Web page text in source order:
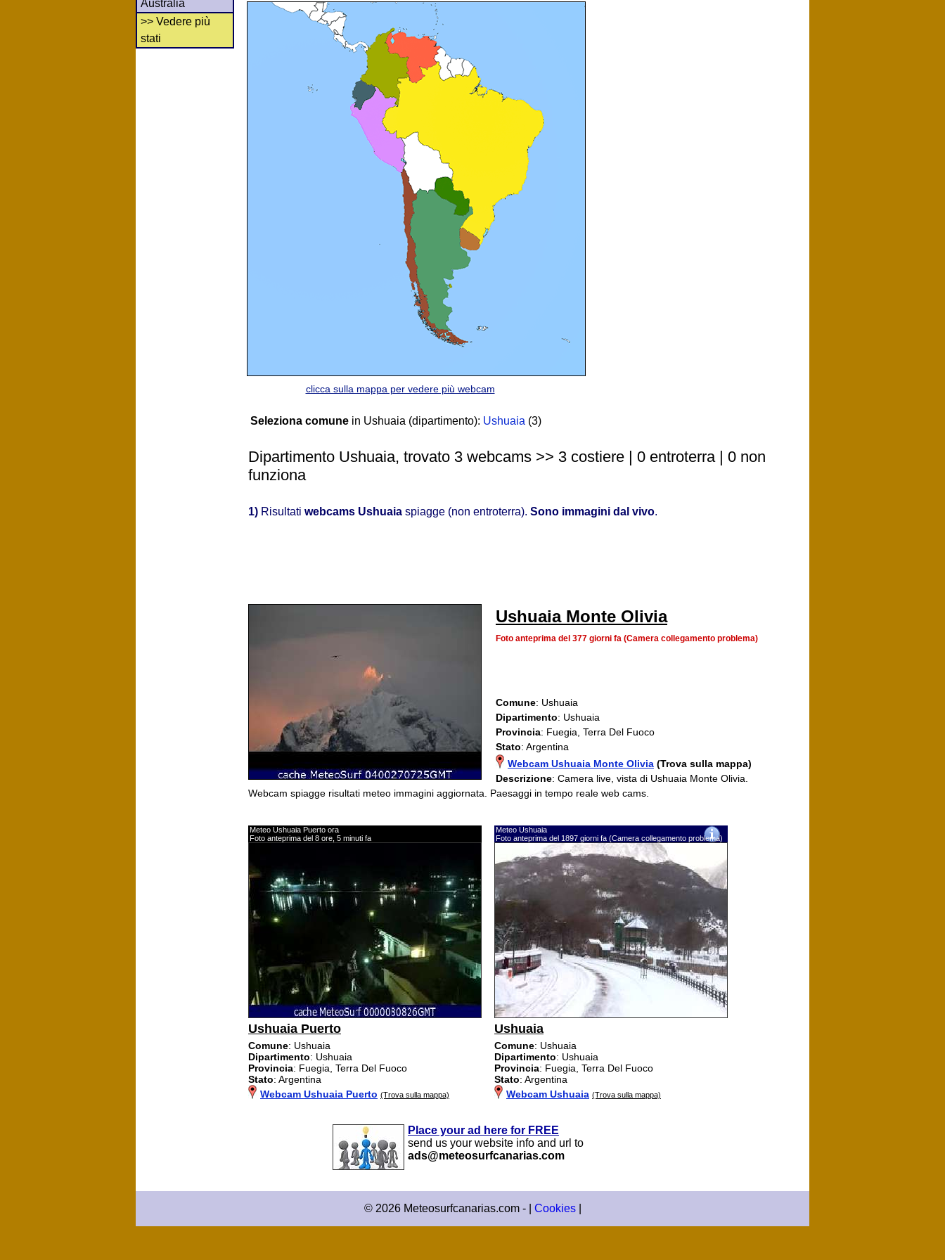
Australia
>> Vedere più
stati
clicca sulla mappa per vedere più webcam
Seleziona comune in Ushuaia (dipartimento): Ushuaia (3)
Dipartimento Ushuaia, trovato 3 webcams >> 3 costiere | 0 entroterra | 0 non
funziona
1) Risultati webcams Ushuaia spiagge (non entroterra). Sono immagini dal vivo.
Ushuaia Monte Olivia
Foto anteprima del 377 giorni fa (Camera collegamento problema)
Comune: Ushuaia
Dipartimento: Ushuaia
Provincia: Fuegia, Terra Del Fuoco
Stato: Argentina
Webcam Ushuaia Monte Olivia (Trova sulla mappa)
Descrizione: Camera live, vista di Ushuaia Monte Olivia.
Webcam spiagge risultati meteo immagini aggiornata. Paesaggi in tempo reale web cams.
Meteo Ushuaia Puerto ora
Foto anteprima del 8 ore, 5 minuti fa
Ushuaia Puerto
Comune: Ushuaia
Dipartimento: Ushuaia
Provincia: Fuegia, Terra Del Fuoco
Stato: Argentina
Webcam Ushuaia Puerto (Trova sulla mappa)
Meteo Ushuaia
Foto anteprima del 1897 giorni fa (Camera collegamento problema)
Ushuaia
Comune: Ushuaia
Dipartimento: Ushuaia
Provincia: Fuegia, Terra Del Fuoco
Stato: Argentina
Webcam Ushuaia (Trova sulla mappa)
Place your ad here for FREE
send us your website info and url to
ads@meteosurfcanarias.com
© 2026 Meteosurfcanarias.com - | Cookies|